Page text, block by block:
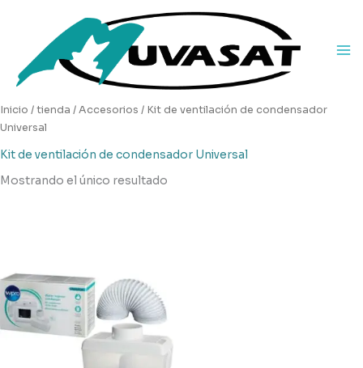
contenido
Inicio /tienda /Accesorios / Kit de ventilación de condensador
Universal
Kit de ventilación de condensador Universal
Mostrando el único resultado